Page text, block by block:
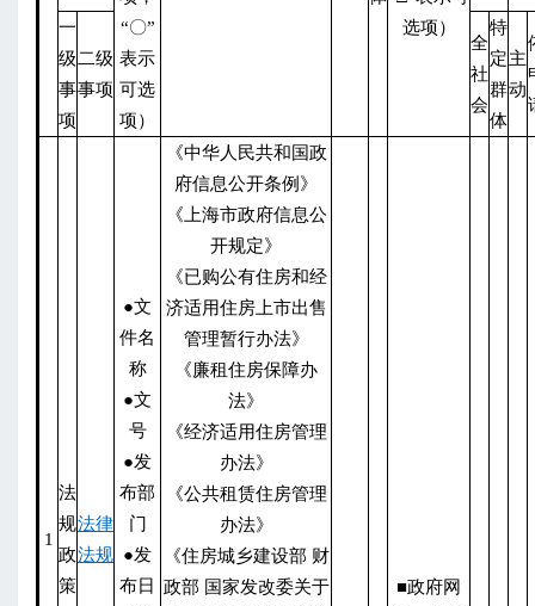
“〇”
表示
可选
项）
选项）
一
级
事
项
二级
事项
全
社
会
特
定
群
体
主
动
1
法
规
政
策
法律
法规
●文
件名
称
●文
号
●发
布部
门
●发
布日
《中华人民共和国政
府信息公开条例》
《上海市政府信息公
开规定》
《已购公有住房和经
济适用住房上市出售
管理暂行办法》
《廉租住房保障办
法》
《经济适用住房管理
办法》
《公共租赁住房管理
办法》
《住房城乡建设部 财
政部 国家发改委关于
■政府网